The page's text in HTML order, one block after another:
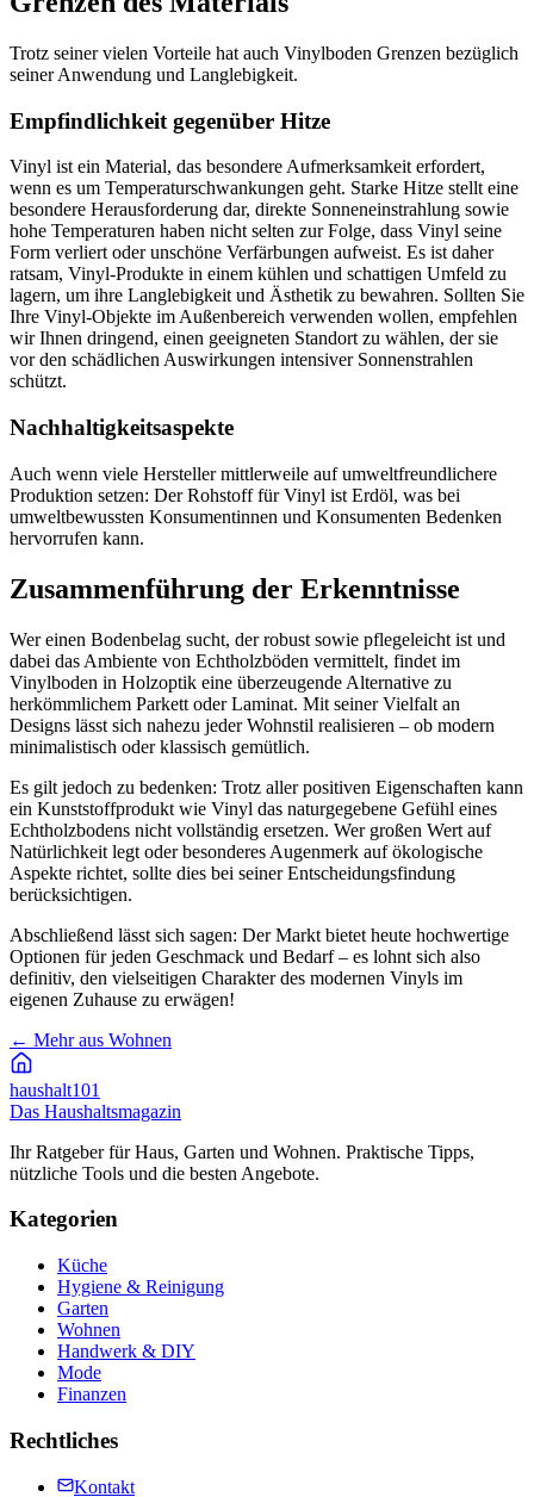
Trotz seiner vielen Vorteile hat auch Vinylboden Grenzen bezüglich
seiner Anwendung und Langlebigkeit.
Empfindlichkeit gegenüber Hitze
Vinyl ist ein Material, das besondere Aufmerksamkeit erfordert,
wenn es um Temperaturschwankungen geht. Starke Hitze stellt eine
besondere Herausforderung dar, direkte Sonneneinstrahlung sowie
hohe Temperaturen haben nicht selten zur Folge, dass Vinyl seine
Form verliert oder unschöne Verfärbungen aufweist. Es ist daher
ratsam, Vinyl-Produkte in einem kühlen und schattigen Umfeld zu
lagern, um ihre Langlebigkeit und Ästhetik zu bewahren. Sollten Sie
Ihre Vinyl-Objekte im Außenbereich verwenden wollen, empfehlen
wir Ihnen dringend, einen geeigneten Standort zu wählen, der sie
vor den schädlichen Auswirkungen intensiver Sonnenstrahlen
schützt.
Nachhaltigkeitsaspekte
Auch wenn viele Hersteller mittlerweile auf umweltfreundlichere
Produktion setzen: Der Rohstoff für Vinyl ist Erdöl, was bei
umweltbewussten Konsumentinnen und Konsumenten Bedenken
hervorrufen kann.
Zusammenführung der Erkenntnisse
Wer einen Bodenbelag sucht, der robust sowie pflegeleicht ist und
dabei das Ambiente von Echtholzböden vermittelt, findet im
Vinylboden in Holzoptik eine überzeugende Alternative zu
herkömmlichem Parkett oder Laminat. Mit seiner Vielfalt an
Designs lässt sich nahezu jeder Wohnstil realisieren – ob modern
minimalistisch oder klassisch gemütlich.
Es gilt jedoch zu bedenken: Trotz aller positiven Eigenschaften kann
ein Kunststoffprodukt wie Vinyl das naturgegebene Gefühl eines
Echtholzbodens nicht vollständig ersetzen. Wer großen Wert auf
Natürlichkeit legt oder besonderes Augenmerk auf ökologische
Aspekte richtet, sollte dies bei seiner Entscheidungsfindung
berücksichtigen.
Abschließend lässt sich sagen: Der Markt bietet heute hochwertige
Optionen für jeden Geschmack und Bedarf – es lohnt sich also
definitiv, den vielseitigen Charakter des modernen Vinyls im
eigenen Zuhause zu erwägen!
← Mehr aus Wohnen
haushalt101
Das Haushaltsmagazin
Ihr Ratgeber für Haus, Garten und Wohnen. Praktische Tipps,
nützliche Tools und die besten Angebote.
Kategorien
Küche
Hygiene & Reinigung
Garten
Wohnen
Handwerk & DIY
Mode
Finanzen
Rechtliches
Kontakt